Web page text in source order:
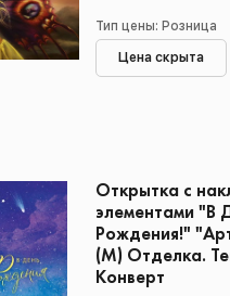
Тип цены: Розница
Цена скрыта
Открытка с
элементами "В
Рождения!"
(М) Отделка.
Конверт